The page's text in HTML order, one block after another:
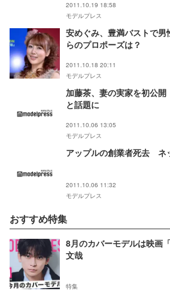
2011.10.19 18:58
モデルプレス
安めぐみ、豊満バストで
らのプロポーズは？
2011.10.18 20:11
モデルプレス
加藤茶、妻の実家を初公
と話題に
2011.10.06 13:05
モデルプレス
アップルの創業者死去 ネ
2011.10.06 11:32
モデルプレス
おすすめ特集
8月のカバーモデルは映画
文哉
特集